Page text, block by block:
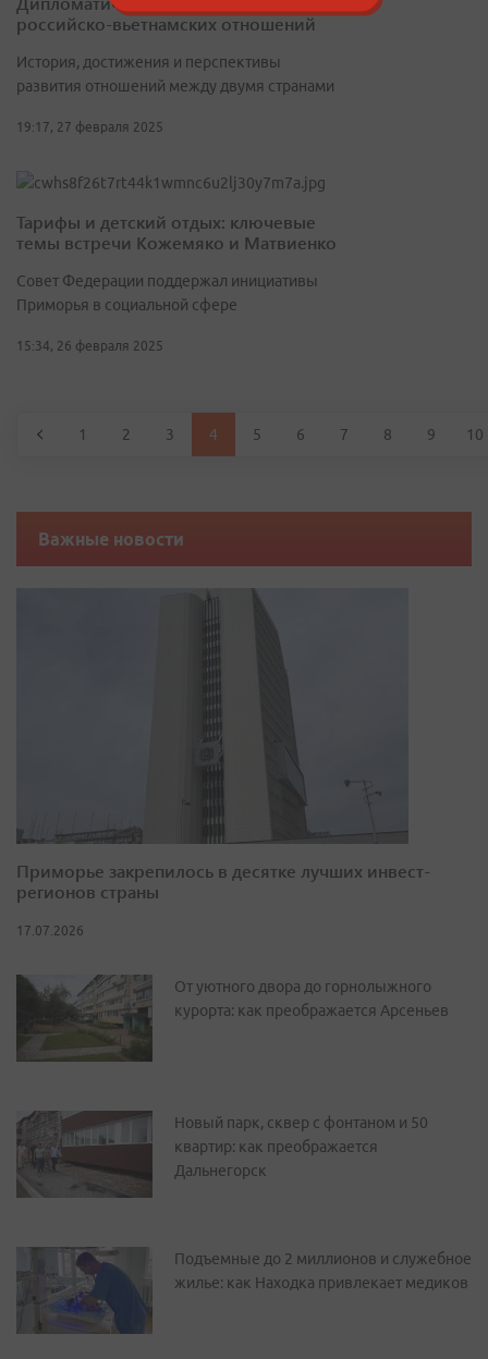
российско-вьетнамских отношений
История, достижения и перспективы
развития отношений между двумя странами
19:17, 27 февраля 2025
Тарифы и детский отдых: ключевые
темы встречи Кожемяко и Матвиенко
Совет Федерации поддержал инициативы
Приморья в социальной сфере
15:34, 26 февраля 2025
1 2 3 4 5 6 7 8 9 10
Важные новости
Приморье закрепилось в десятке лучших инвест-
регионов страны
17.07.2026
От уютного двора до горнолыжного
курорта: как преображается Арсеньев
Новый парк, сквер с фонтаном и 50
квартир: как преображается
Дальнегорск
Подъемные до 2 миллионов и служебное
жилье: как Находка привлекает медиков